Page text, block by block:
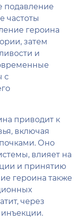
подавление
частоты
героина
затем
и
с
приводит к
включая
Оно
влияет на
и принятию
героина также
через